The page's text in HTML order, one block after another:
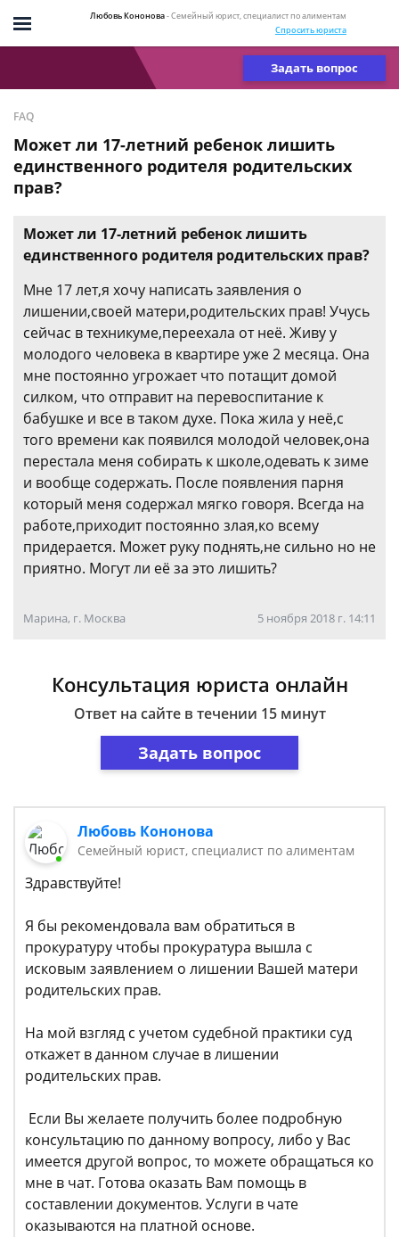
Любовь Кононова- Семейный юрист, специалист по алиментам
Спросить юриста
Задать вопрос
FAQ
Может ли 17-летний ребенок лишить
единственного родителя родительских
прав?
Может ли 17-летний ребенок лишить
единственного родителя родительских прав?
Мне 17 лет,я хочу написать заявления о
лишении,своей матери,родительских прав! Учусь
сейчас в техникуме,переехала от неё. Живу у
молодого человека в квартире уже 2 месяца. Она
мне постоянно угрожает что потащит домой
силком, что отправит на перевоспитание к
бабушке и все в таком духе. Пока жила у неё,с
того времени как появился молодой человек,она
перестала меня собирать к школе,одевать к зиме
и вообще содержать. После появления парня
который меня содержал мягко говоря. Всегда на
работе,приходит постоянно злая,ко всему
придерается. Может руку поднять,не сильно но не
приятно. Могут ли её за это лишить?
Марина, г. Москва 5 ноября 2018 г. 14:11
Консультация юриста онлайн
Ответ на сайте в течении 15 минут
Задать вопрос
Любовь Кононова
Семейный юрист, специалист по алиментам
Здравствуйте!
Я бы рекомендовала вам обратиться в
прокуратуру чтобы прокуратура вышла с
исковым заявлением о лишении Вашей матери
родительских прав.
На мой взгляд с учетом судебной практики суд
откажет в данном случае в лишении
родительских прав.
Если Вы желаете получить более подробную
консультацию по данному вопросу, либо у Вас
имеется другой вопрос, то можете обращаться ко
мне в чат. Готова оказать Вам помощь в
составлении документов. Услуги в чате
оказываются на платной основе.